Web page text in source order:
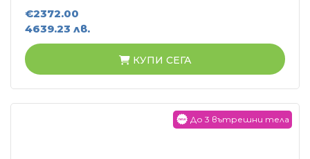
€2372.00
4639.23 лв.
КУПИ СЕГА
До 3 вътрешни тела